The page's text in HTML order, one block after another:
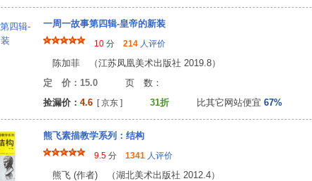
一周一故事第四辑-皇帝的新装
10 分 214 人评价
陈加菲 （江苏凤凰美术出版社 2019.8）
定 价：15.0 页 数：
捡漏价： 4.6 [ 京东 ] 31折 比其它网站便宜 67%
熊飞素描教学系列：结构
9.5 分 1341 人评价
熊飞 (作者) （湖北美术出版社 2012.4）